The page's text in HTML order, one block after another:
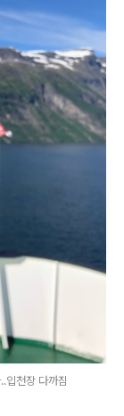
입천장 다까짐